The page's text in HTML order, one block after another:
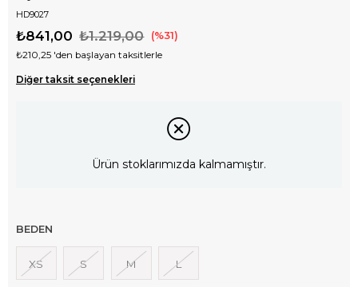
HD9027
₺1.219,00
₺841,00 31
₺210,25 'den başlayan taksitlerle
Diğer taksit seçenekleri
Ürün stoklarımızda kalmamıştır.
BEDEN
XS S M L